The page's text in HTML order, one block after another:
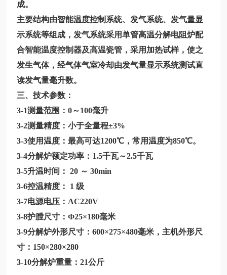
成。
主要结构由智能温度控制系统、发气系统、发气量显
示系统等组成，发气系统采用单管高温分解电阻炉配
合智能温度控制器及高温瓷管，采用加热试样，使之
发生气体，经气体气室冷却由发气量显示系统测试直
读发气量毫升数。
三、技术参数：
3-1测量范围：0～100毫升
3-2测量精度：小于全量程±3%
3-3使用温度：最高可达1200℃，常用温度为850℃。
3-4分解炉额定功率：1.5千瓦～2.5千瓦
3-5升温时间： 20 ～ 30min
3-6控温精度： 1 级
3-7电源电压：AC220V
3-8护膛尺寸：Φ25×180毫米
3-9分解炉外形尺寸：600×275×480毫米，主机外形尺
寸：150×280×280
3-10分解炉重量：21公斤